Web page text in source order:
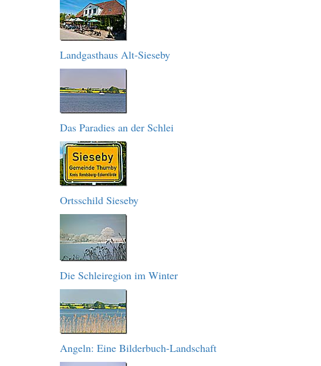
Landgasthaus Alt-Sieseby
Das Paradies an der Schlei
Ortsschild Sieseby
Die Schleiregion im Winter
Angeln: Eine Bilderbuch-Landschaft